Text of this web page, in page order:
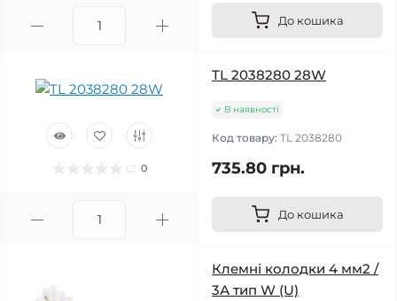
До кошика
0
TL 2038280 28W
В наявності
Код товару: TL 2038280
735.80 грн.
До кошика
Клемні колодки 4 мм2 /
3А тип W (U)